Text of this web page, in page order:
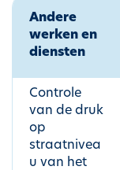
Andere
werken en
diensten
Controle
van de druk
op
straatnivea
u van het